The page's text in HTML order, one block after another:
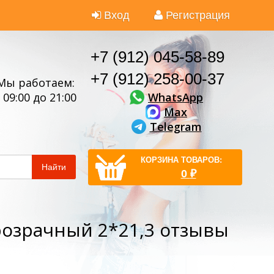
Вход Регистрация
работаем:
09:00 до 21:00
+7 (912) 045-58-89
+7 (912) 258-00-37
WhatsApp
Max
Telegram
Найти
КОРЗИНА ТОВАРОВ:
0 ₽
2*21,3 отзывы